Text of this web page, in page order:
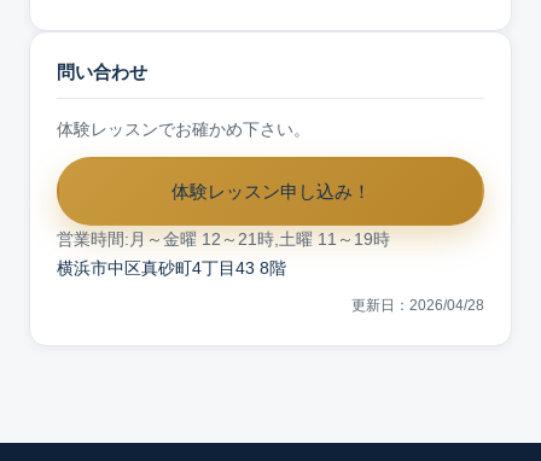
問い合わせ
体験レッスンでお確かめ下さい。
体験レッスン申し込み！
営業時間:月～金曜 12～21時,土曜 11～19時
横浜市中区真砂町4丁目43 8階
更新日：2026/04/28